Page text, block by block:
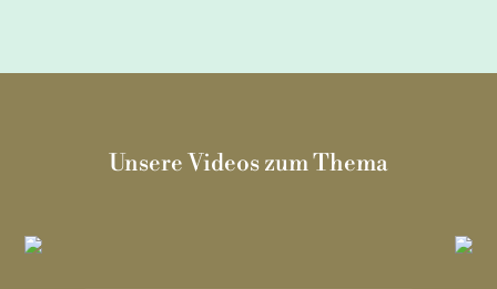
Unsere Videos zum Thema